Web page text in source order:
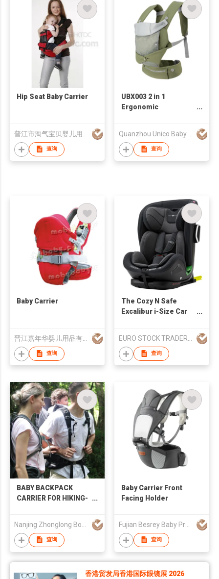
Hip Seat Baby Carrier
查询
UBX003 2 in 1
Ergonomic
Toddler
查询
Baby Carrier
查询
The Cozy N Safe
Excalibur i-Size Car
查询
BABY BACKPACK
CARRIER FOR HIKING-
查询
Baby Carrier Front
Facing Holder
Fujian Besrey Baby Products Co., Ltd.
查询
香港贸发局香港国际眼镜展 2026